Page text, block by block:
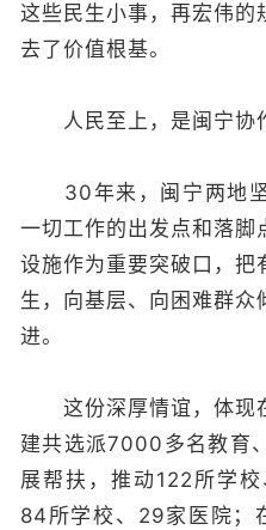
这些民生小事，再宏伟的
去了价值根基。
人民至上，是闽宁协作
30年来，闽宁两地坚
一切工作的出发点和落脚
设施作为重要突破口，把
生，向基层、向困难群众
进。
这份深厚情谊，体现
建共选派7000多名教育
展帮扶，推动122所学
84所学校、29家医院；